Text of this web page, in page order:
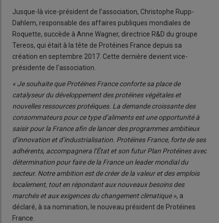
Jusque-là vice-président de l’association, Christophe Rupp-
Dahlem, responsable des affaires publiques mondiales de
Roquette, succède à Anne Wagner, directrice R&D du groupe
Tereos, qui était à la tête de Protéines France depuis sa
création en septembre 2017. Cette dernière devient vice-
présidente de l’association.
« Je souhaite que Protéines France conforte sa place de
catalyseur du développement des protéines végétales et
nouvelles ressources protéiques. La demande croissante des
consommateurs pour ce type d’aliments est une opportunité à
saisir pour la France afin de lancer des programmes ambitieux
d’innovation et d’industrialisation. Protéines France, forte de ses
adhérents, accompagnera l’État et son futur Plan Protéines avec
détermination pour faire de la France un leader mondial du
secteur. Notre ambition est de créer de la valeur et des emplois
localement, tout en répondant aux nouveaux besoins des
marchés et aux exigences du changement climatique », a
déclaré, à sa nomination, le nouveau président de Protéines
France.